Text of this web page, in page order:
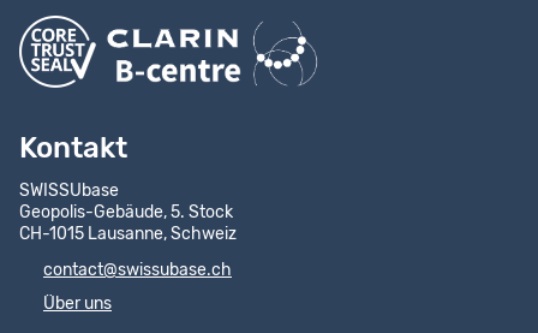
Kontakt
SWISSUbase
Geopolis-Gebäude, 5. Stock
CH-1015 Lausanne, Schweiz
contact@swissubase.ch
Über uns